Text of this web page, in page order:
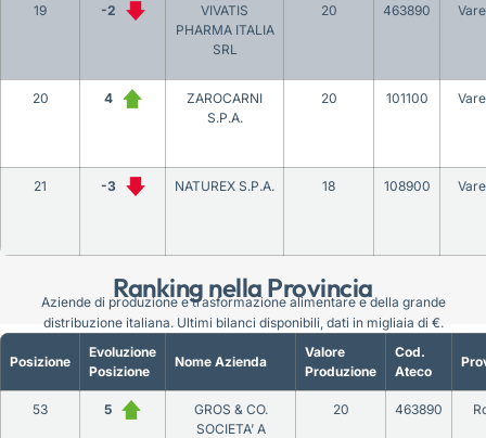
Ranking nella Provincia
19 -2
VIVATIS
PHARMA ITALIA
SRL
20 463890
20 4
ZAROCARNI
S.P.A.
20 101100
21 -3 NATUREX S.P.A. 18 108900
Posizione
Evoluzione
Posizione
Nome Azienda
Valore
Produzione
Cod.
Ateco
53 5
GROS & CO.
SOCIETA’ A
20 463890
Aziende di produzione e trasformazione alimentare e della grande
distribuzione italiana. Ultimi bilanci disponibili, dati in migliaia di €.